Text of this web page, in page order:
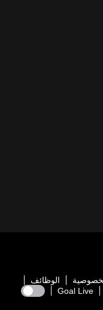
الوظائف
Goal Live